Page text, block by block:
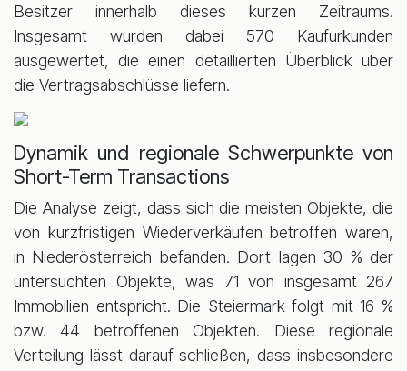
Besitzer innerhalb dieses kurzen Zeitraums.
Insgesamt wurden dabei 570 Kaufurkunden
ausgewertet, die einen detaillierten Überblick über
die Vertragsabschlüsse liefern.
Dynamik und regionale Schwerpunkte von
Short-Term Transactions
Die Analyse zeigt, dass sich die meisten Objekte, die
von kurzfristigen Wiederverkäufen betroffen waren,
in Niederösterreich befanden. Dort lagen 30 % der
untersuchten Objekte, was 71 von insgesamt 267
Immobilien entspricht. Die Steiermark folgt mit 16 %
bzw. 44 betroffenen Objekten. Diese regionale
Verteilung lässt darauf schließen, dass insbesondere